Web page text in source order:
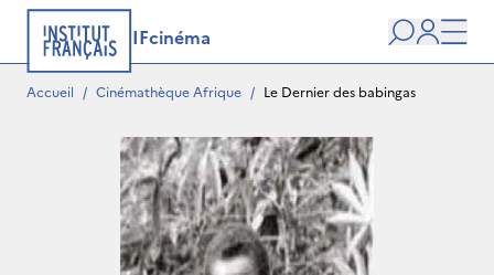
IFcinéma
user
Accueil / Cinémathèque Afrique / Le Dernier des babingas